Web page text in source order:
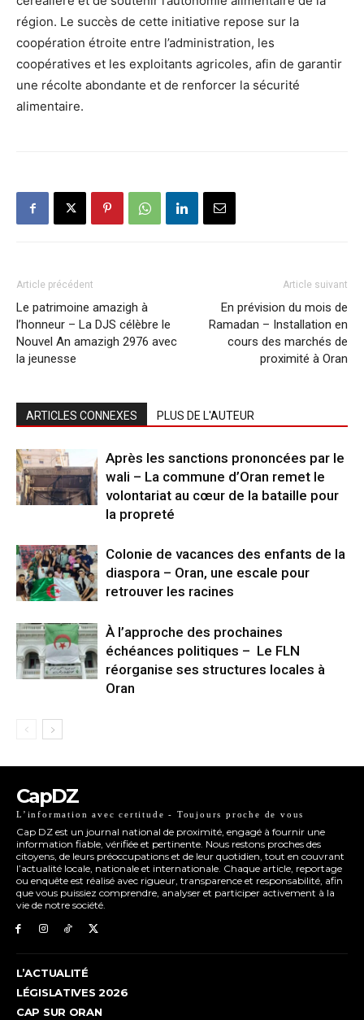
région. Le succès de cette initiative repose sur la
coopération étroite entre l’administration, les
coopératives et les exploitants agricoles, afin de garantir
une récolte abondante et de renforcer la sécurité
alimentaire.
Article précédent
Le patrimoine amazigh à
l’honneur – La DJS célèbre le
Nouvel An amazigh 2976 avec
la jeunesse
Article suivant
En prévision du mois de
Ramadan – Installation en
cours des marchés de
proximité à Oran
ARTICLES CONNEXES PLUS DE L'AUTEUR
Après les sanctions prononcées par le
wali – La commune d’Oran remet le
volontariat au cœur de la bataille pour
la propreté
Colonie de vacances des enfants de la
diaspora – Oran, une escale pour
retrouver les racines
À l’approche des prochaines
échéances politiques – Le FLN
réorganise ses structures locales à
Oran
CapDZ
L’information avec certitude - Toujours proche de vous
Cap DZ est un journal national de proximité, engagé à fournir une
information fiable, vérifiée et pertinente. Nous restons proches des
citoyens, de leurs préoccupations et de leur quotidien, tout en couvrant
l’actualité locale, nationale et internationale. Chaque article, reportage
ou enquête est réalisé avec rigueur, transparence et responsabilité, afin
que vous puissiez comprendre, analyser et participer activement à la
vie de notre société.
L’ACTUALITÉ
LÉGISLATIVES 2026
CAP SUR ORAN